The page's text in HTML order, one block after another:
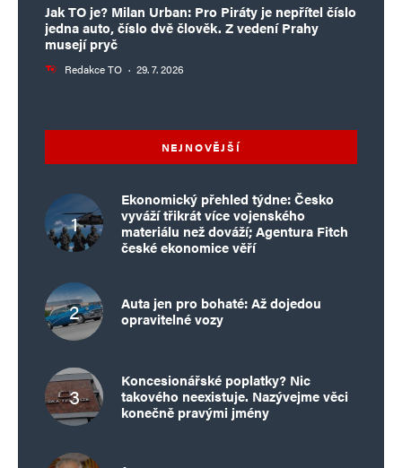
Jak TO je? Milan Urban: Pro Piráty je nepřítel číslo
jedna auto, číslo dvě člověk. Z vedení Prahy
musejí pryč
Redakce TO · 29. 7. 2026
NEJNOVĚJŠÍ
Ekonomický přehled týdne: Česko
vyváží třikrát více vojenského
materiálu než dováží; Agentura Fitch
české ekonomice věří
Auta jen pro bohaté: Až dojedou
opravitelné vozy
Koncesionářské poplatky? Nic
takového neexistuje. Nazývejme věci
konečně pravými jmény